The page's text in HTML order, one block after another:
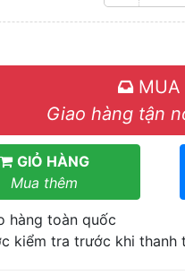
MUA
Giao hàng tận
GIỎ HÀNG
Mua thêm
hàng toàn quốc
kiểm tra trước khi thanh